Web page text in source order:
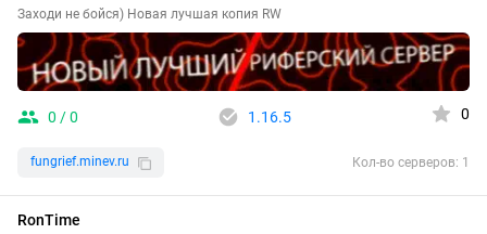
Заходи не бойся) Новая лучшая копия RW
0 / 0 1.16.5 0
fungrief.minev.ru Кол-во серверов: 1
RonTime